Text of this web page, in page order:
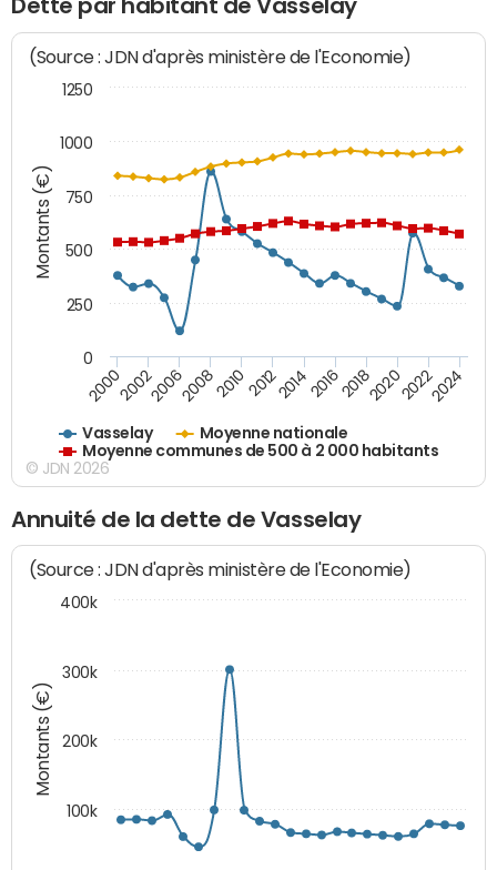
Dette par habitant de Vasselay
Montants (€)
(Source : JDN d'après ministère de l'Economie)
Vasselay
Moyenne nationale
Moyenne communes de 500 à 2 000 habitants
200020022006200820102012201420162018202020222024
0
250
500
750
1000
1250
© JDN 2026
Annuité de la dette de Vasselay
Montants (€)
(Source : JDN d'après ministère de l'Economie)
100k
200k
300k
400k